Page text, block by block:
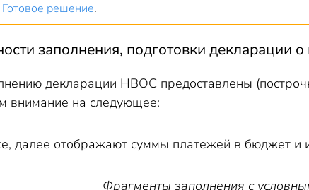
Готовое решение.
заполнения, подготовки декларации
декларации НВОС предоставлены
внимание на следующее:
далее отображают суммы платежей в бюджет и
Фрагменты заполнения с